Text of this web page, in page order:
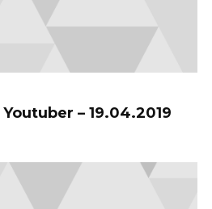
– 19.04.2019